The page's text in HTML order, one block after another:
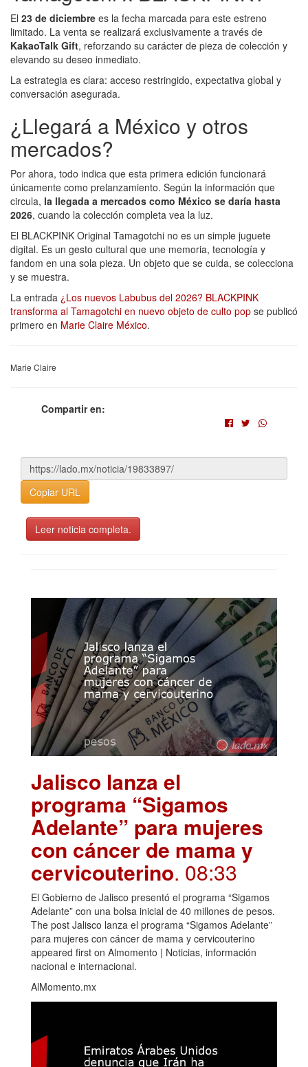
El 23 de diciembre es la fecha marcada para este estreno
limitado. La venta se realizará exclusivamente a través de
KakaoTalk Gift, reforzando su carácter de pieza de colección y
elevando su deseo inmediato.
La estrategia es clara: acceso restringido, expectativa global y
conversación asegurada.
¿Llegará a México y otros
mercados?
Por ahora, todo indica que esta primera edición funcionará
únicamente como prelanzamiento. Según la información que
circula, la llegada a mercados como México se daría hasta
2026, cuando la colección completa vea la luz.
El BLACKPINK Original Tamagotchi no es un simple juguete
digital. Es un gesto cultural que une memoria, tecnología y
fandom en una sola pieza. Un objeto que se cuida, se colecciona
y se muestra.
La entrada ¿Los nuevos Labubus del 2026? BLACKPINK
transforma al Tamagotchi en nuevo objeto de culto pop se publicó
primero en Marie Claire México.
Marie Claire
Compartir en:
Copiar URL
Leer noticia completa.
Jalisco lanza el
programa “Sigamos
Adelante” para mujeres
con cáncer de mama y
cervicouterino. 08:33
El Gobierno de Jalisco presentó el programa “Sigamos
Adelante” con una bolsa inicial de 40 millones de pesos.
The post Jalisco lanza el programa “Sigamos Adelante”
para mujeres con cáncer de mama y cervicouterino
appeared first on Almomento | Noticias, información
nacional e internacional.
AlMomento.mx